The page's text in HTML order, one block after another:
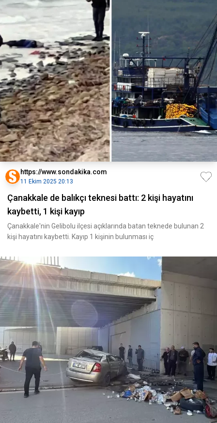
https://www.sondakika.com
11 Ekim 2025 20:13
Çanakkale de balıkçı teknesi battı: 2 kişi hayatını
kaybetti, 1 kişi kayıp
Çanakkale'nin Gelibolu ilçesi açıklarında batan teknede bulunan 2
kişi hayatını kaybetti. Kayıp 1 kişinin bulunması iç